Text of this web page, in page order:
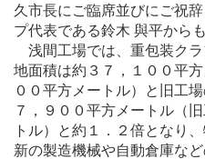
久市長にご臨席並びにご祝
プ代表である鈴木 與平から
浅間工場では、重包装ク
地面積は約３７，１００平
００平方メートル）と旧工
７，９００平方メートル（
トル）と約１．２倍となり
新の製造機械や自動倉庫な